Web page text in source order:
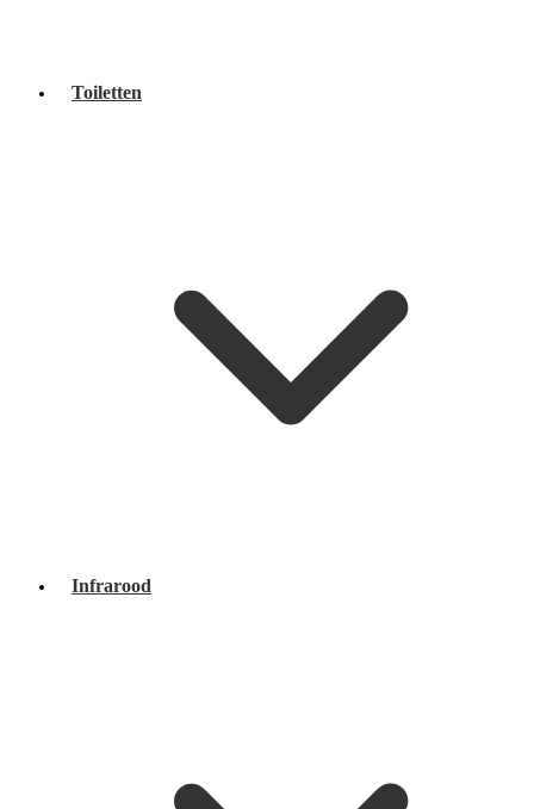
Toiletten
Infrarood